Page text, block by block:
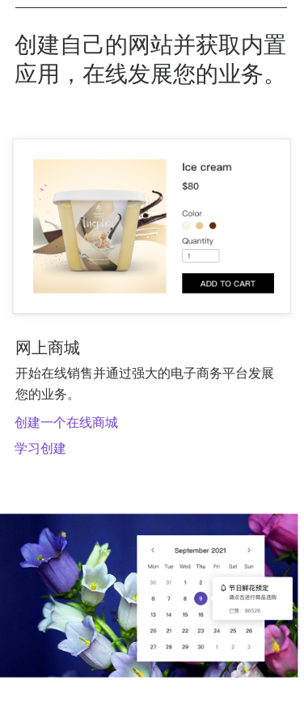
创建自己的网站并获取内置
应用，在线发展您的业务。
网上商城
开始在线销售并通过强大的电子商务平台发展
您的业务。
创建一个在线商城
学习创建